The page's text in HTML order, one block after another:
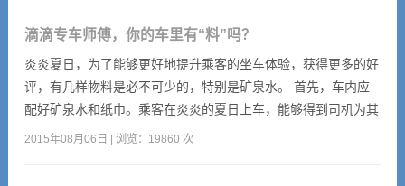
滴滴专车师傅，你的车里有“料”吗？
炎炎夏日，为了能够更好地提升乘客的坐车体验，获得更多的好
评，有几样物料是必不可少的，特别是矿泉水。 首先，车内应
配好矿泉水和纸巾。乘客在炎炎的夏日上车，能够得到司机为其
准备的矿泉水，就犹如在沙漠中看见了一汪清泉，能够让乘客对
2015年08月06日 | 浏览：19860 次